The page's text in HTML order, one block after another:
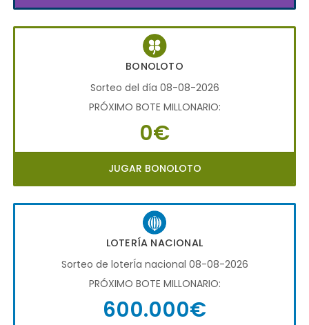
BONOLOTO
Sorteo del día 08-08-2026
PRÓXIMO BOTE MILLONARIO:
0€
JUGAR BONOLOTO
LOTERÍA NACIONAL
Sorteo de loterÍa nacional 08-08-2026
PRÓXIMO BOTE MILLONARIO:
600.000€